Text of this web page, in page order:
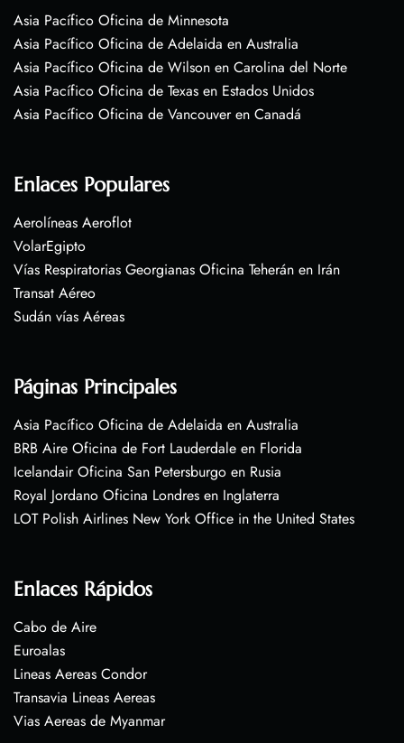
Asia Pacífico Oficina de Minnesota
Asia Pacífico Oficina de Adelaida en Australia
Asia Pacífico Oficina de Wilson en Carolina del Norte
Asia Pacífico Oficina de Texas en Estados Unidos
Asia Pacífico Oficina de Vancouver en Canadá
Enlaces Populares
Aerolíneas Aeroflot
VolarEgipto
Vías Respiratorias Georgianas Oficina Teherán en Irán
Transat Aéreo
Sudán vías Aéreas
Páginas Principales
Asia Pacífico Oficina de Adelaida en Australia
BRB Aire Oficina de Fort Lauderdale en Florida
Icelandair Oficina San Petersburgo en Rusia
Royal Jordano Oficina Londres en Inglaterra
LOT Polish Airlines New York Office in the United States
Enlaces Rápidos
Cabo de Aire
Euroalas
Lineas Aereas Condor
Transavia Lineas Aereas
Vias Aereas de Myanmar